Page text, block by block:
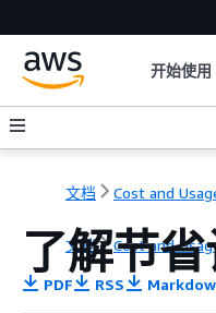
开始使用
文档 Cost and
文档 Cost and
了解节
PDF RSS